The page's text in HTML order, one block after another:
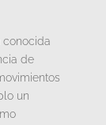
conocida
de
un